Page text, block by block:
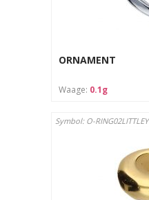
ORNAMENT
Waage: 0.1g
Symbol: O-RING02LITTLEY